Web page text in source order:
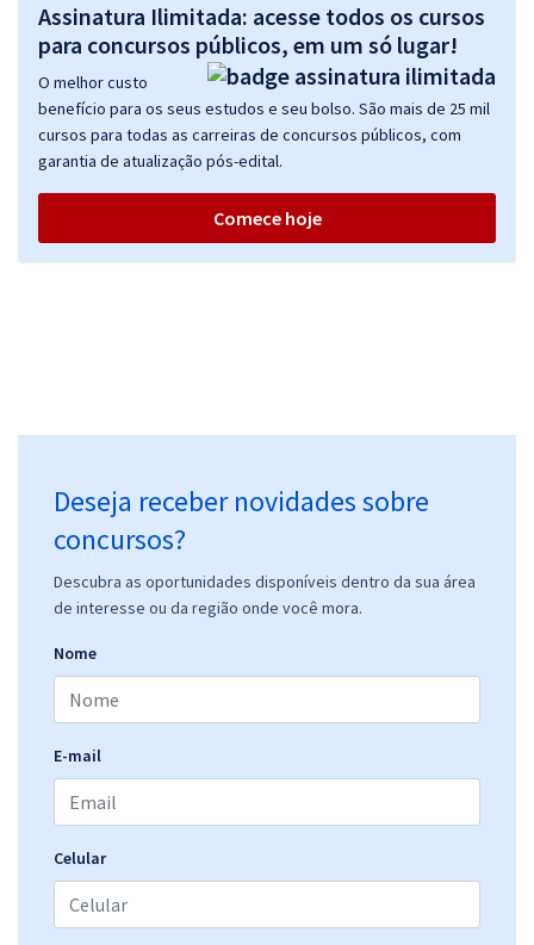
Assinatura Ilimitada: acesse todos os cursos
para concursos públicos, em um só lugar!
O melhor custo
benefício para os seus estudos e seu bolso. São mais de 25 mil
cursos para todas as carreiras de concursos públicos, com
garantia de atualização pós-edital.
Comece hoje
Deseja receber novidades sobre
concursos?
Descubra as oportunidades disponíveis dentro da sua área
de interesse ou da região onde você mora.
Nome
E-mail
Celular